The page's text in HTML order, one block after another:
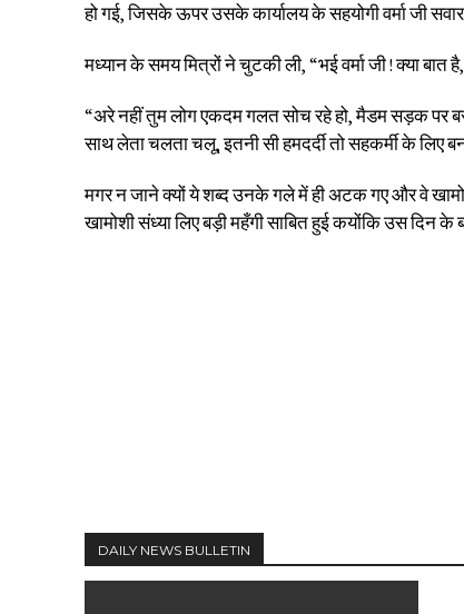
हो गई, जिसके ऊपर उसके कार्यालय के सहयोगी वर्मा जी
मध्यान के समय मित्रों ने चुटकी ली, “भई वर्मा जी ! क्या
“अरे नहीं तुम लोग एकदम गलत सोच रहे हो, मैडम सड़क पर
साथ लेता चलता चलू, इतनी सी हमदर्दी तो सहकर्मी के लिए
मगर न जाने क्यों ये शब्द उनके गले में ही अटक गए और वे
खामोशी संध्या लिए बड़ी महँगी साबित हुई कयोंकि उस दिन
DAILY NEWS BULLETIN